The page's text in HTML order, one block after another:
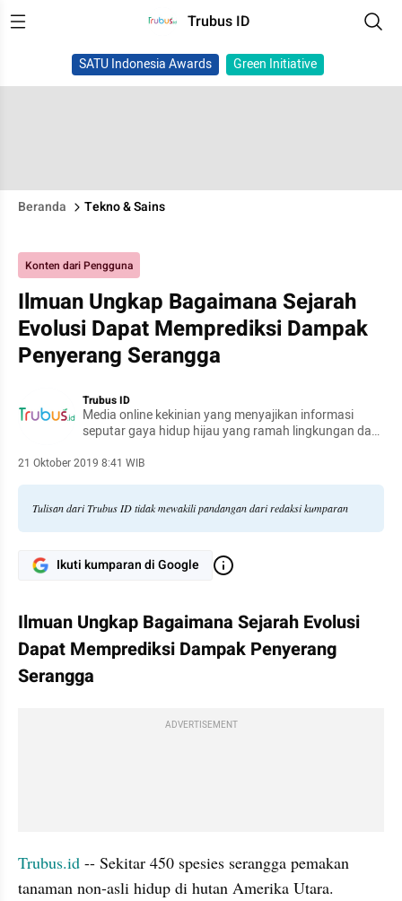
Trubus ID
SATU Indonesia Awards Green Initiative
Beranda Tekno & Sains
Konten dari Pengguna
Ilmuan Ungkap Bagaimana Sejarah
Evolusi Dapat Memprediksi Dampak
Penyerang Serangga
Trubus ID
Media online kekinian yang menyajikan informasi
seputar gaya hidup hijau yang ramah lingkungan dan
pemberdayaan masyarakat untuk bumi kita yang
21 Oktober 2019 8:41 WIB
Tulisan dari Trubus ID tidak mewakili pandangan dari redaksi kumparan
Ikuti kumparan di Google
Ilmuan Ungkap Bagaimana Sejarah Evolusi
Dapat Memprediksi Dampak Penyerang
Serangga
ADVERTISEMENT
Trubus.id -- Sekitar 450 spesies serangga pemakan
tanaman non-asli hidup di hutan Amerika Utara.